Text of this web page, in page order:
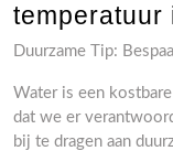
temperatuur
Duurzame Tip:
Water is een
dat we er
bij te dragen aan